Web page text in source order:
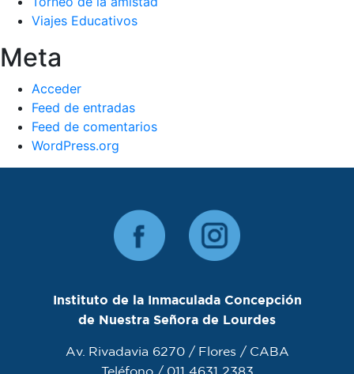
Viajes Educativos
Meta
Acceder
Feed de entradas
Feed de comentarios
WordPress.org
Instituto de la Inmaculada Concepción
de Nuestra Señora de Lourdes
Av. Rivadavia 6270 / Flores / CABA